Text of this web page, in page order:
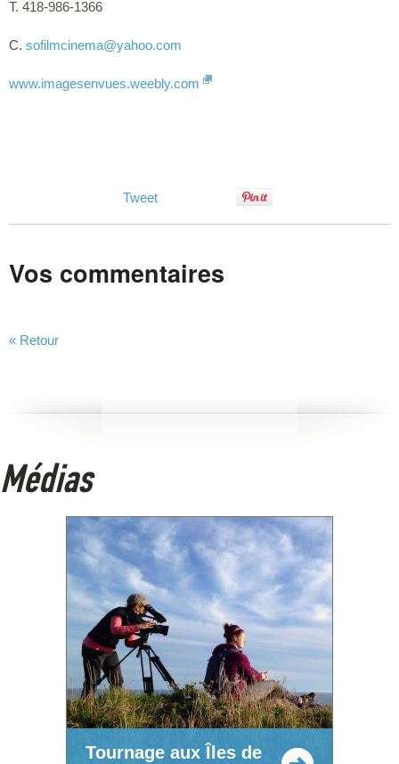
T. 418-986-1366
C. sofilmcinema@yahoo.com
www.imagesenvues.weebly.com
Tweet
Vos commentaires
« Retour
Médias
Tournage aux Îles de